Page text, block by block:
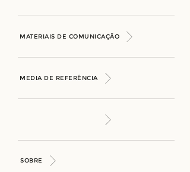
MATERIAIS DE COMUNICAÇÃO
MEDIA DE REFERÊNCIA
SOBRE